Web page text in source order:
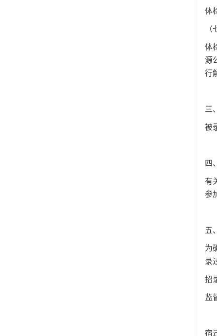
体
体
源
行
三
被
四
有
参
五
为
录
招
监
宿